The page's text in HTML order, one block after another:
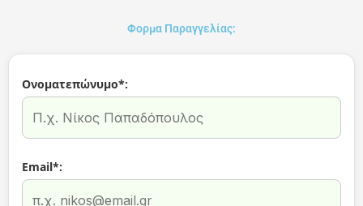
Φορμα Παραγγελίας:
Ονοματεπώνυμο*:
Email*: